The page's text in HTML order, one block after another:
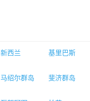
新西兰
基里巴斯
马绍尔群岛
斐济群岛